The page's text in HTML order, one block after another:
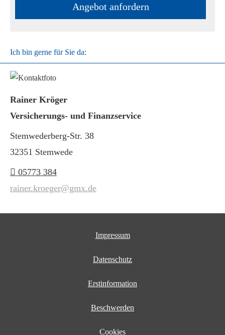
An­ge­bot an­for­dern
Ich bin gerne für Sie da:
Rainer Kröger
Versicherungs- und Finanzservice
Stemwederberg-Str. 38
32351 Stemwede
05773 384
rainer.kroeger@gmx.de
Impressum
Datenschutz
Erstinformation
Beschwerden
Cookies